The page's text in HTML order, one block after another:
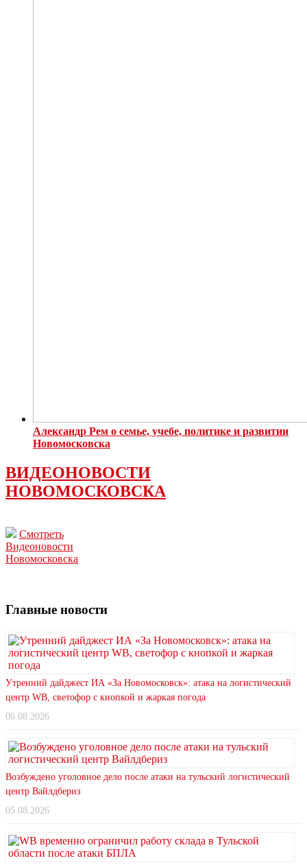
Александр Рем о семье, учебе, политике и развитии
Новомосковска
ВИДЕОНОВОСТИ
НОВОМОСКОВСКА
Смотреть
Видеоновости
Новомосковска
Главные новости
Утренний дайджест ИА «За Новомосковск»: атака на логистический
центр WB, светофор с кнопкой и жаркая погода
06.08.2026
Возбуждено уголовное дело после атаки на тульский логистический
центр Вайлдбериз
05.08.2026